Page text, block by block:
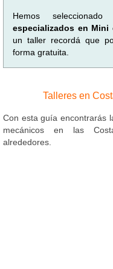
Hemos
especializados en Mini
un taller recordá que
forma gratuita.
Talleres en
Con esta guía encontrarás
mecánicos en las
alrededores.